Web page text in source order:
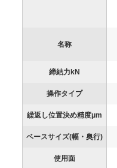
名称
締結力kN
操作タイプ
繰返し位置決め精度μm
ベースサイズ(幅・奥行)
使用面